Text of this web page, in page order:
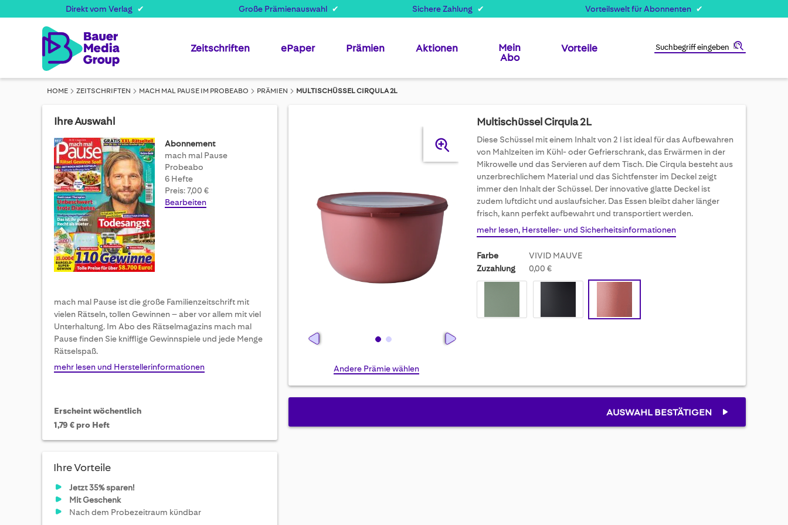
Direkt vom Verlag Große Prämienauswahl Sichere Zahlung Vorteilswelt für Abonnenten
Zeitschriften ePaper Prämien Aktionen
Mein
Abo
Vorteile
HOME ZEITSCHRIFTEN MACH MAL PAUSE IM PROBEABO PRÄMIEN MULTISCHÜSSEL CIRQULA 2L
Ihre Auswahl
Abonnement
mach mal Pause
Probeabo
6 Hefte
Preis: 7,00 €
Bearbeiten
mach mal Pause ist die große Familienzeitschrift mit
vielen Rätseln, tollen Gewinnen – aber vor allem mit viel
Unterhaltung. Im Abo des Rätselmagazins mach mal
Pause finden Sie knifflige Gewinnspiele und jede Menge
Rätselspaß.
mehr lesen und Herstellerinformationen
Erscheint wöchentlich
1,79 € pro Heft
images
gallery
Andere Prämie wählen
Multischüssel Cirqula 2L
Diese Schüssel mit einem Inhalt von 2 l ist ideal für das Aufbewahren
von Mahlzeiten im Kühl- oder Gefrierschrank, das Erwärmen in der
Mikrowelle und das Servieren auf dem Tisch. Die Cirqula besteht aus
unzerbrechlichem Material und das Sichtfenster im Deckel zeigt
immer den Inhalt der Schüssel. Der innovative glatte Deckel ist
zudem luftdicht und auslaufsicher. Das Essen bleibt daher länger
frisch, kann perfekt aufbewahrt und transportiert werden.
mehr lesen, Hersteller- und Sicherheitsinformationen
Farbe
VIVID MAUVE
Zuzahlung
0,00 €
AUSWAHL BESTÄTIGEN
Ihre Vorteile
Jetzt 35% sparen!
Mit Geschenk
Nach dem Probezeitraum kündbar